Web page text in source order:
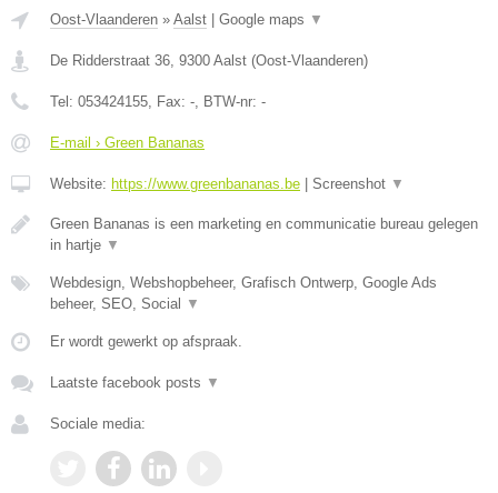
Oost-Vlaanderen » Aalst Google maps ▼
De Ridderstraat 36, 9300 Aalst (Oost-Vlaanderen)
Tel: 053424155, Fax: -, BTW-nr: -
E-mail › Green Bananas
Website: https://www.greenbananas.be Screenshot ▼
Green Bananas is een marketing en communicatie bureau gelegen
in hartje ▼
Webdesign, Webshopbeheer, Grafisch Ontwerp, Google Ads
beheer, SEO, Social
▼
Er wordt gewerkt op afspraak.
Laatste facebook posts ▼
Sociale media: